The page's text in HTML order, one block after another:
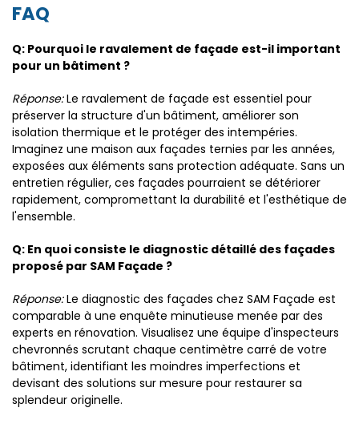
FAQ
Q: Pourquoi le ravalement de façade est-il important
pour un bâtiment ?
Réponse:Le ravalement de façade est essentiel pour
préserver la structure d'un bâtiment, améliorer son
isolation thermique et le protéger des intempéries.
Imaginez une maison aux façades ternies par les années,
exposées aux éléments sans protection adéquate. Sans un
entretien régulier, ces façades pourraient se détériorer
rapidement, compromettant la durabilité et l'esthétique de
l'ensemble.
Q: En quoi consiste le diagnostic détaillé des façades
proposé par SAM Façade ?
Réponse:Le diagnostic des façades chez SAM Façade est
comparable à une enquête minutieuse menée par des
experts en rénovation. Visualisez une équipe d'inspecteurs
chevronnés scrutant chaque centimètre carré de votre
bâtiment, identifiant les moindres imperfections et
devisant des solutions sur mesure pour restaurer sa
splendeur originelle.